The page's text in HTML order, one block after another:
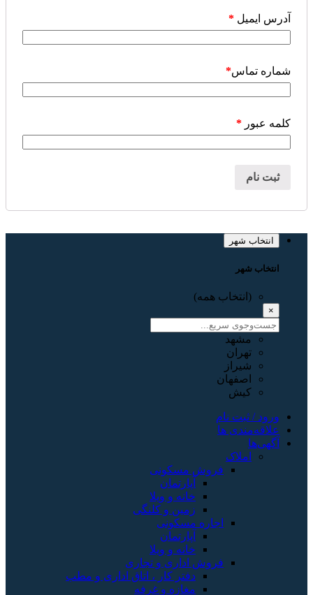
آدرس ایمیل *
شماره تماس*
کلمه عبور *
ثبت نام
انتخاب شهر
انتخاب شهر
(انتخاب همه)
×
مشهد
تهران
شیراز
اصفهان
کیش
ورود / ثبت نام
علاقه‌مندی ها
آگهی‌ها
املاک
فروش مسکونی
آپارتمان
خانه و ویلا
زمین و کلنگی
اجاره مسکونی
آپارتمان
خانه و ویلا
فروش اداری و تجاری
دفتر کار ، اتاق اداری و مطب
مغازه و غرفه